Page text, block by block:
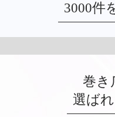
3000件
巻き
選ば